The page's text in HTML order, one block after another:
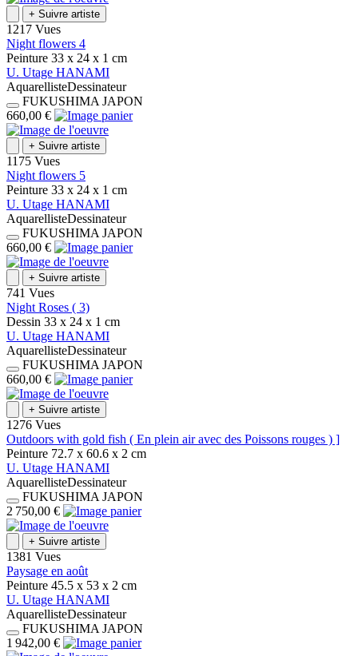
+ Suivre artiste
1217 Vues
Night flowers 4
Peinture 33 x 24 x 1 cm
U. Utage HANAMI
AquarellisteDessinateur
FUKUSHIMA JAPON
660,00 €
+ Suivre artiste
1175 Vues
Night flowers 5
Peinture 33 x 24 x 1 cm
U. Utage HANAMI
AquarellisteDessinateur
FUKUSHIMA JAPON
660,00 €
+ Suivre artiste
741 Vues
Night Roses ( 3)
Dessin 33 x 24 x 1 cm
U. Utage HANAMI
AquarellisteDessinateur
FUKUSHIMA JAPON
660,00 €
+ Suivre artiste
1276 Vues
Outdoors with gold fish ( En plein air avec des Poissons rouges ) ]
Peinture 72.7 x 60.6 x 2 cm
U. Utage HANAMI
AquarellisteDessinateur
FUKUSHIMA JAPON
2 750,00 €
+ Suivre artiste
1381 Vues
Paysage en août
Peinture 45.5 x 53 x 2 cm
U. Utage HANAMI
AquarellisteDessinateur
FUKUSHIMA JAPON
1 942,00 €